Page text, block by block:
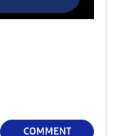
COMMENT